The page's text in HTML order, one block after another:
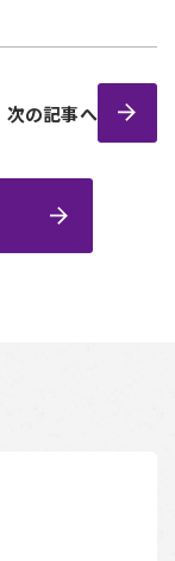
次の記事へ